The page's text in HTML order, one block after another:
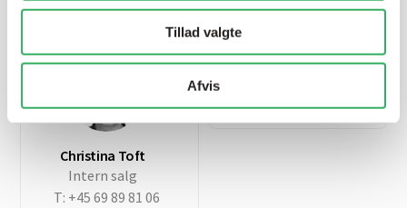
Tillad valgte
Afvis
E:jh@sps-dk.com
Christina Toft
Intern salg
T: +45 69 89 81 06
SPS hovednummer
E:sps@sps-dk.com